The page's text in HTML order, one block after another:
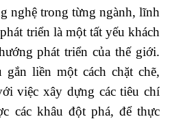
nghệ trong từng ngành, lĩnh
triển là một tất yếu khách
phát triển của thế giới.
liền một cách chặt chẽ,
việc xây dựng các tiêu chí
các khâu đột phá, để thực